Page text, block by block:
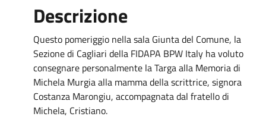
Descrizione
Questo pomeriggio nella sala Giunta del Comune, la
Sezione di Cagliari della FIDAPA BPW Italy ha voluto
consegnare personalmente la Targa alla Memoria di
Michela Murgia alla mamma della scrittrice, signora
Costanza Marongiu, accompagnata dal fratello di
Michela, Cristiano.